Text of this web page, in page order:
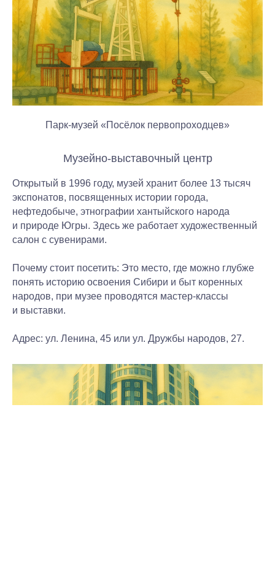
Парк-музей «Посёлок первопроходцев»
Музейно-выставочный центр
Открытый в 1996 году, музей хранит более 13 тысяч
экспонатов, посвященных истории города,
нефтедобыче, этнографии хантыйского народа
и природе Югры. Здесь же работает художественный
салон с сувенирами.
Почему стоит посетить: Это место, где можно глубже
понять историю освоения Сибири и быт коренных
народов, при музее проводятся мастер-классы
и выставки.
Адрес: ул. Ленина, 45 или ул. Дружбы народов, 27.